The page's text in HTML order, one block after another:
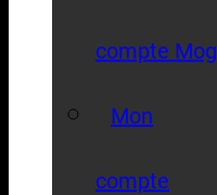
compte Mog
Mon
compte